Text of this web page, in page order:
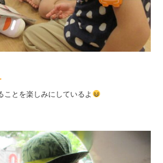
ことを楽しみにしているよ